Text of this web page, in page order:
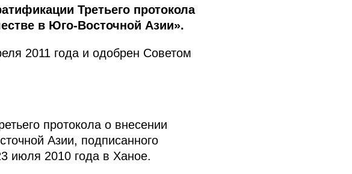
Третьего протокола
в Юго-Восточной Азии».
2011 года и одобрен Советом
протокола о внесении
Азии, подписанного
июля 2010 года в Ханое.